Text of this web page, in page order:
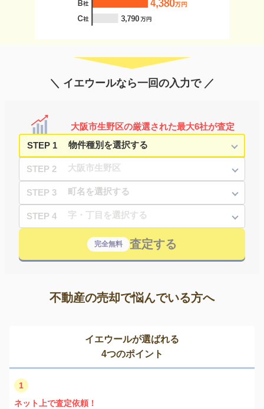
＼ イエウールなら一回の入力で ／
大阪市生野区の厳選された最大6社が査定
STEP 1
STEP 2
STEP 3
STEP 4
完全無料 査定する
不動産の売却で悩んでいる方へ
イエウールが選ばれる
4つのポイント
1
ネット上で査定依頼！